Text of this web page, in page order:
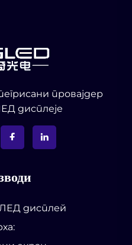
провајдер
дисплеје
дисплей